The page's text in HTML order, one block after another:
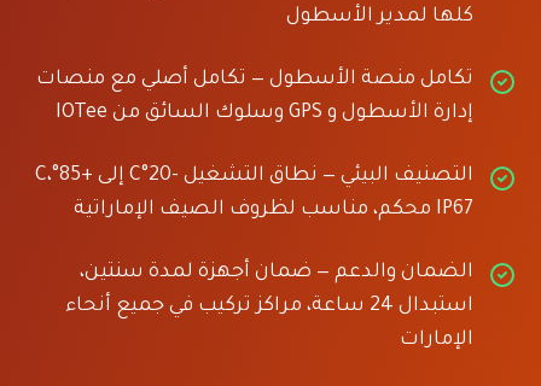
كلها لمدير الأسطول
تكامل منصة الأسطول — تكامل أصلي مع منصات
إدارة الأسطول و GPS وسلوك السائق من IOTee
التصنيف البيئي — نطاق التشغيل -20°C إلى +85°C،
IP67 محكم، مناسب لظروف الصيف الإماراتية
الضمان والدعم — ضمان أجهزة لمدة سنتين،
استبدال 24 ساعة، مراكز تركيب في جميع أنحاء
الإمارات